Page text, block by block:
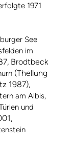
1971
See
im
Brodtbeck
(Thellung
1987),
am Albis,
und